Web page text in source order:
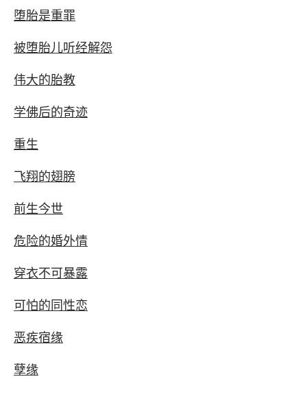
堕胎是重罪
被堕胎儿听经解怨
伟大的胎教
学佛后的奇迹
重生
飞翔的翅膀
前生今世
危险的婚外情
穿衣不可暴露
可怕的同性恋
恶疾宿缘
孽缘